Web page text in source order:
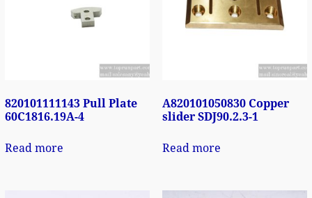
820101111143 Pull Plate
60C1816.19A-4
Read more
A820101050830 Copper
slider SDJ90.2.3-1
Read more